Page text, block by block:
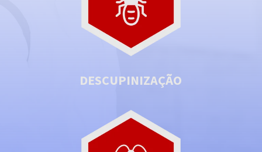
DESCUPINIZAÇÃO